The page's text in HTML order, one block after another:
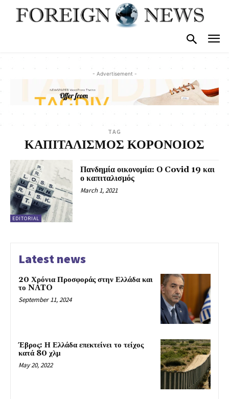
- Advertisement -
TAG
ΚΑΠΙΤΑΛΙΣΜΟΣ ΚΟΡΟΝΟΙΟΣ
EDITORIAL
Πανδημία οικονομία: Ο Covid 19 και
ο καπιταλισμός
March 1, 2021
Latest news
20 Χρόνια Προσφοράς στην Ελλάδα και
το NATO
September 11, 2024
Έβρος: Η Ελλάδα επεκτείνει το τείχος
κατά 80 χλμ
May 20, 2022